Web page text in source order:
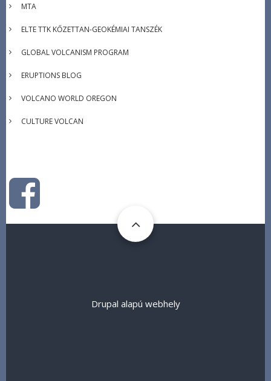
MTA
ELTE TTK KŐZETTAN-GEOKÉMIAI TANSZÉK
GLOBAL VOLCANISM PROGRAM
ERUPTIONS BLOG
VOLCANO WORLD OREGON
CULTURE VOLCAN
Drupal alapú webhely